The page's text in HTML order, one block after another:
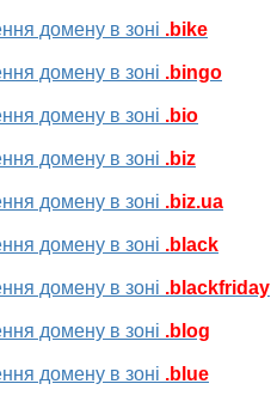
домену в зоні .bike
домену в зоні .bingo
домену в зоні .bio
домену в зоні .biz
домену в зоні .biz.ua
домену в зоні .black
домену в зоні .blackfriday
домену в зоні .blog
домену в зоні .blue